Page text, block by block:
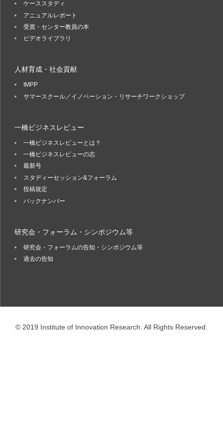
ケーススタディ
アニュアルレポート
受賞・センター教員の本
ビデオライブラリ
人材育成・社会貢献
IMPP
サマースクール／イノベーション・リサーチワークショップ
一橋ビジネスレビュー
一橋ビジネスレビューとは？
一橋ビジネスレビューの志
最新号
スタディーセッション&フォーラム
投稿規定
バックナンバー
研究会・フォーラム・シンポジウム等
研究会・フォーラムの告知・シンポジウム等
過去の告知
© 2019 Institute of Innovation Research. All Rights Reserved.